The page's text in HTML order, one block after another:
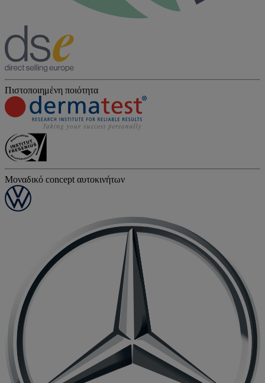
Πιστοποιημένη ποιότητα
Μοναδικό concept αυτοκινήτων